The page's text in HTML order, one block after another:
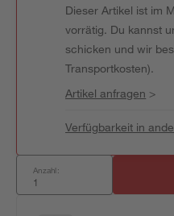
Dieser Artikel ist im
vorrätig. Du kannst
schicken und wir
Transportkosten).
Artikel anfragen >
Verfügbarkeit in
Anzahl: